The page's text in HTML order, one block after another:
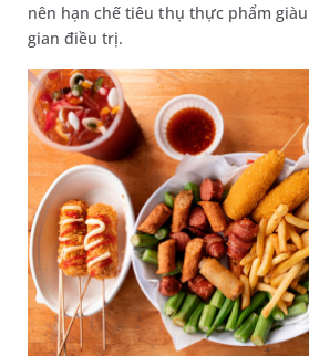
nên hạn chế tiêu thụ thực phẩm
gian điều trị.